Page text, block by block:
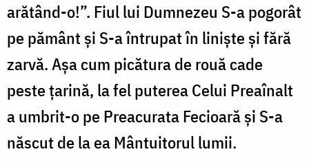
arătând-o!”. Fiul lui Dumnezeu S-a pogorât
pe pământ şi S-a întrupat în linişte şi fără
zarvă. Aşa cum picătura de rouă cade
peste ţarină, la fel puterea Celui Preaînalt
a umbrit-o pe Preacurata Fecioară şi S-a
născut de la ea Mântuitorul lumii.